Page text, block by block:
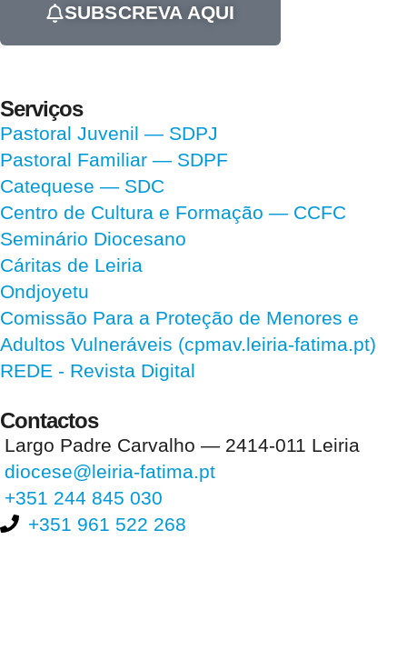
SUBSCREVA AQUI
Serviços
Pastoral Juvenil — SDPJ
Pastoral Familiar — SDPF
Catequese — SDC
Centro de Cultura e Formação — CCFC
Seminário Diocesano
Cáritas de Leiria
Ondjoyetu
Comissão Para a Proteção de Menores e
Adultos Vulneráveis (cpmav.leiria-fatima.pt)
REDE - Revista Digital
Contactos
Largo Padre Carvalho — 2414-011 Leiria
diocese@leiria-fatima.pt
+351 244 845 030
+351 961 522 268